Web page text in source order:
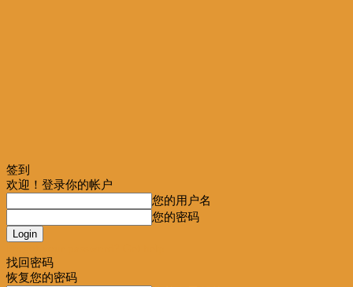
签到
欢迎！登录你的帐户
您的用户名
您的密码
找回密码
恢复您的密码